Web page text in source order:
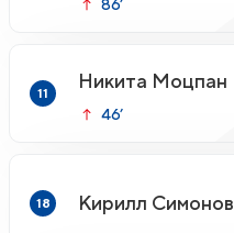
86’
11
Никита Моцпан
46’
18 Кирилл Симонов